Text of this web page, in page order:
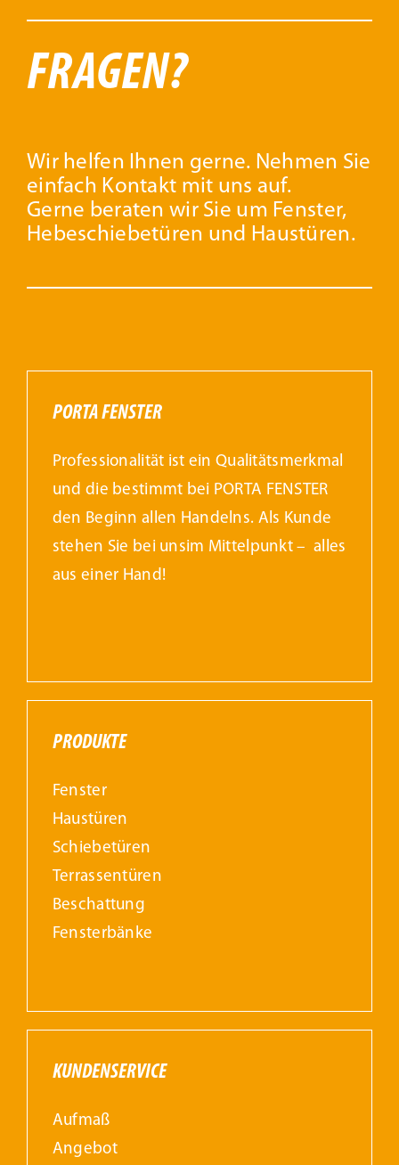
FRAGEN?
Wir helfen Ihnen gerne. Nehmen Sie
einfach Kontakt mit uns auf.
Gerne beraten wir Sie um Fenster,
Hebeschiebetüren und Haustüren.
PORTA FENSTER
Professionalität ist ein Qualitätsmerkmal
und die bestimmt bei PORTA FENSTER
den Beginn allen Handelns. Als Kunde
stehen Sie bei unsim Mittelpunkt – alles
aus einer Hand!
PRODUKTE
Fenster
Haustüren
Schiebetüren
Terrassentüren
Beschattung
Fensterbänke
KUNDENSERVICE
Aufmaß
Angebot